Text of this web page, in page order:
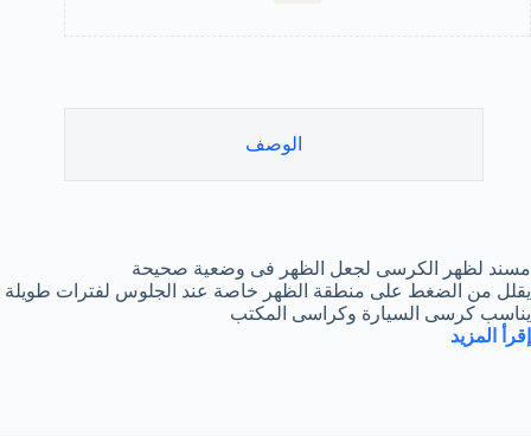
الوصف
مسند لظهر الكرسى لجعل الظهر فى وضعية صحيحة
يقلل من الضغط على منطقة الظهر خاصة عند الجلوس لفترات طويلة
يناسب كرسى السيارة وكراسى المكتب
إقرأ
المزيد